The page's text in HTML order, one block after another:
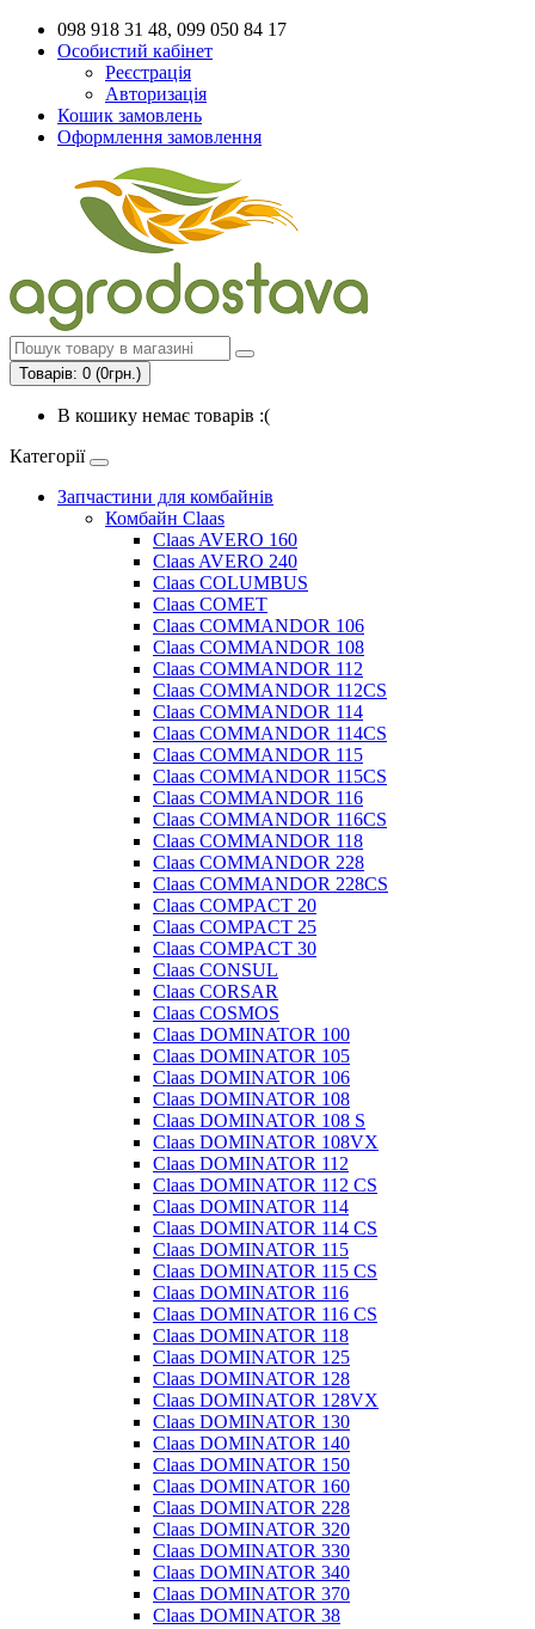
098 918 31 48, 099 050 84 17
Особистий кабінет
Реєстрація
Авторизація
Кошик замовлень
Оформлення замовлення
Товарів: 0 (0грн.)
В кошику немає товарів :(
Категорії
Запчастини для комбайнів
Комбайн Claas
Claas AVERO 160
Claas AVERO 240
Claas COLUMBUS
Claas COMET
Claas COMMANDOR 106
Claas COMMANDOR 108
Claas COMMANDOR 112
Claas COMMANDOR 112CS
Claas COMMANDOR 114
Claas COMMANDOR 114CS
Claas COMMANDOR 115
Claas COMMANDOR 115CS
Claas COMMANDOR 116
Claas COMMANDOR 116CS
Claas COMMANDOR 118
Claas COMMANDOR 228
Claas COMMANDOR 228CS
Claas COMPACT 20
Claas COMPACT 25
Claas COMPACT 30
Claas CONSUL
Claas CORSAR
Claas COSMOS
Claas DOMINATOR 100
Claas DOMINATOR 105
Claas DOMINATOR 106
Claas DOMINATOR 108
Claas DOMINATOR 108 S
Claas DOMINATOR 108VX
Claas DOMINATOR 112
Claas DOMINATOR 112 CS
Claas DOMINATOR 114
Claas DOMINATOR 114 CS
Claas DOMINATOR 115
Claas DOMINATOR 115 CS
Claas DOMINATOR 116
Claas DOMINATOR 116 CS
Claas DOMINATOR 118
Claas DOMINATOR 125
Claas DOMINATOR 128
Claas DOMINATOR 128VX
Claas DOMINATOR 130
Claas DOMINATOR 140
Claas DOMINATOR 150
Claas DOMINATOR 160
Claas DOMINATOR 228
Claas DOMINATOR 320
Claas DOMINATOR 330
Claas DOMINATOR 340
Claas DOMINATOR 370
Claas DOMINATOR 38